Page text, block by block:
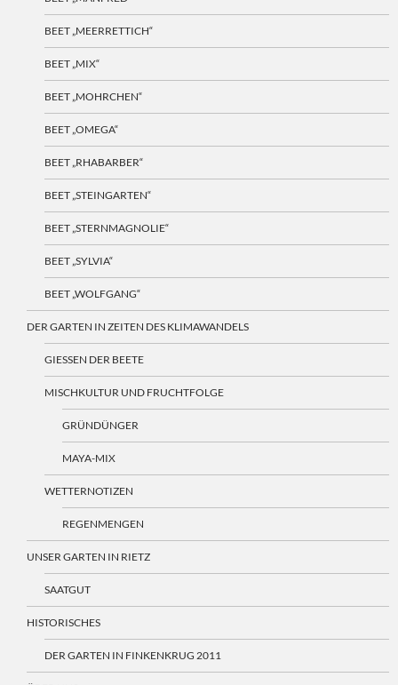
BEET „MEERRETTICH“
BEET „MIX“
BEET „MOHRCHEN“
BEET „OMEGA“
BEET „RHABARBER“
BEET „STEINGARTEN“
BEET „STERNMAGNOLIE“
BEET „SYLVIA“
BEET „WOLFGANG“
DER GARTEN IN ZEITEN DES KLIMAWANDELS
GIESSEN DER BEETE
MISCHKULTUR UND FRUCHTFOLGE
GRÜNDÜNGER
MAYA-MIX
WETTERNOTIZEN
REGENMENGEN
UNSER GARTEN IN RIETZ
SAATGUT
HISTORISCHES
DER GARTEN IN FINKENKRUG 2011